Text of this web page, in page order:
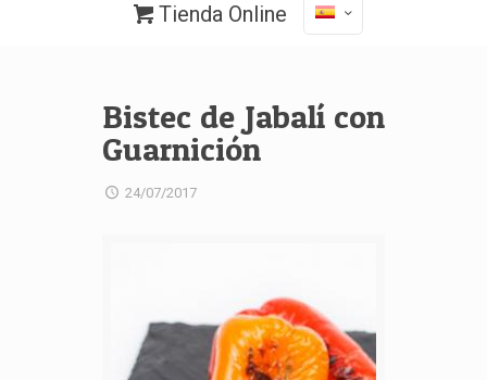
Tienda Online
Bistec de Jabalí con
Guarnición
24/07/2017